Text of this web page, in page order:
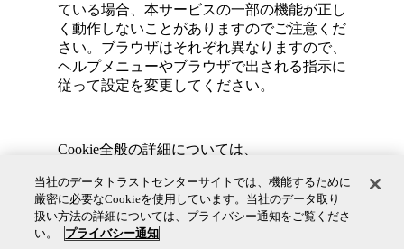
ている場合、本サービスの一部の機能が正し
く動作しないことがありますのでご注意くだ
さい。ブラウザはそれぞれ異なりますので、
ヘルプメニューやブラウザで出される指示に
従って設定を変更してください。
Cookie全般の詳細については、
い。また、第三者があなたのデータをどのよ
うに使用するかについては、各社のプライバ
シー通知を直接ご確認ください。
当社のデータトラストセンターサイトでは、機能するために
厳密に必要なCookieを使用しています。当社のデータ取り
扱い方法の詳細については、プライバシー通知をご覧くださ
い。
プライバシー通知